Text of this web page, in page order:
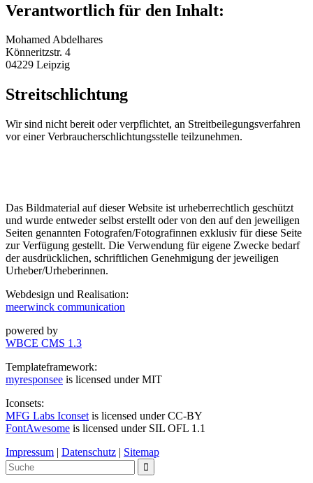
Verantwortlich für den Inhalt:
Mohamed Abdelhares
Könneritzstr. 4
04229 Leipzig
Streitschlichtung
Wir sind nicht bereit oder verpflichtet, an Streitbeilegungsverfahren
vor einer Verbraucherschlichtungsstelle teilzunehmen.
Das Bildmaterial auf dieser Website ist urheberrechtlich geschützt
und wurde entweder selbst erstellt oder von den auf den jeweiligen
Seiten genannten Fotografen/Fotografinnen exklusiv für diese Seite
zur Verfügung gestellt. Die Verwendung für eigene Zwecke bedarf
der ausdrücklichen, schriftlichen Genehmigung der jeweiligen
Urheber/Urheberinnen.
Webdesign und Realisation:
meerwinck communication
powered by
WBCE CMS 1.3
Templateframework:
myresponsee is licensed under MIT
Iconsets:
MFG Labs Iconset is licensed under CC-BY
FontAwesome is licensed under SIL OFL 1.1
Impressum | Datenschutz | Sitemap